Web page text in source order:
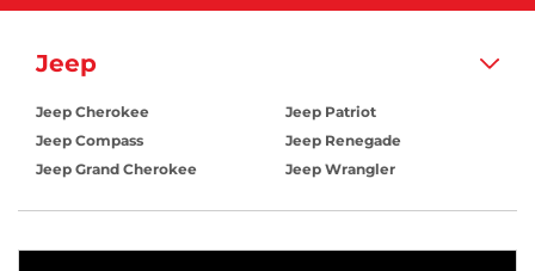
Jeep
Jeep Cherokee
Jeep Compass
Jeep Grand Cherokee
Jeep Patriot
Jeep Renegade
Jeep Wrangler